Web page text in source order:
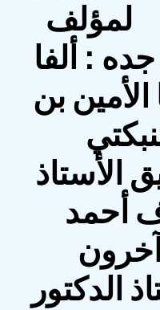
لمؤلف
: ألفا
بن
الأستاذ
أحمد
الدكتور